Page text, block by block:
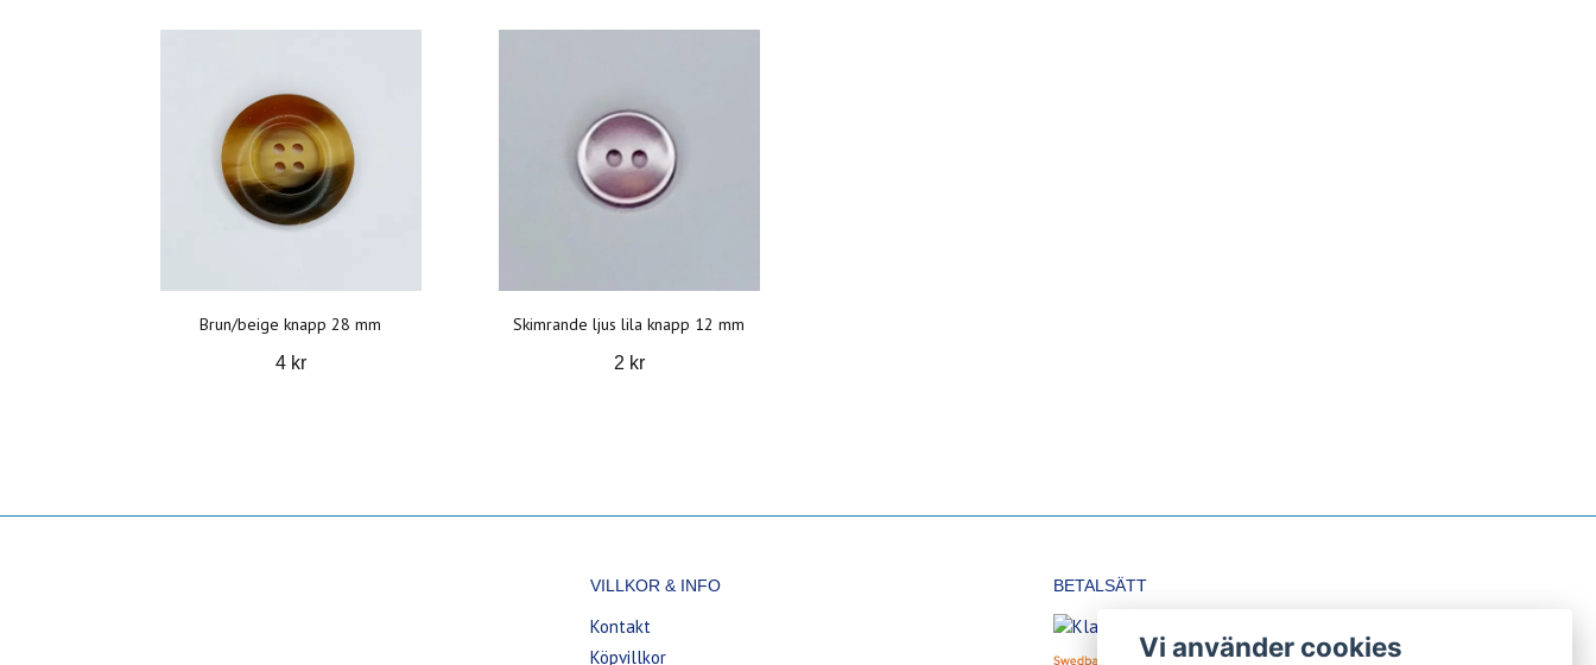
Brun/beige knapp 28 mm
4 kr
Skimrande ljus lila knapp 12 mm
2 kr
VILLKOR & INFO
Kontakt
Köpvillkor
BETALSÄTT
Vi använder cookies